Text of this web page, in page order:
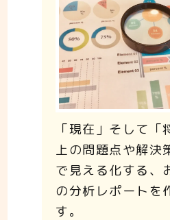
「現在」そして「
上の問題点や解決
で見える化する、
の分析レポートを
す。